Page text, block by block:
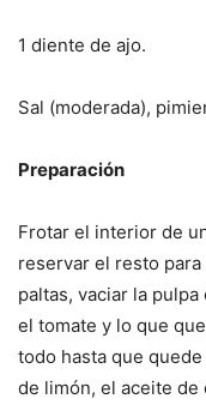
1 diente de ajo.
Sal (moderada),
Preparación
Frotar el interior de
reservar el resto
paltas, vaciar la
el tomate y lo que
todo hasta que
de limón, el aceite de